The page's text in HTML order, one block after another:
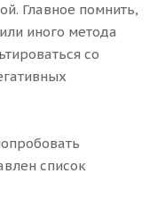
Главное помнить,
иного метода
со
список